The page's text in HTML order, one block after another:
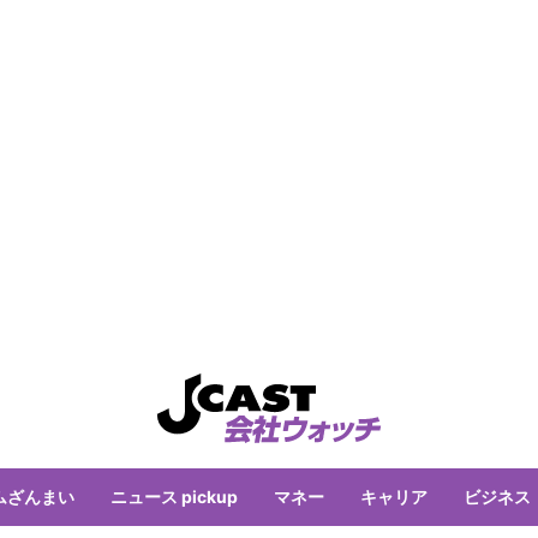
ざんまい ニュース pickup マネー キャリア ビジネス